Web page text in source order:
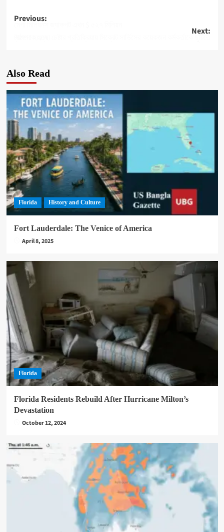
Post
Previous:
মেগা মিলিয়নস জ্যাকপট এখন $ ৫২৭ মিলিয়ন
Next:
Also Read
Florida History and Culture
Fort Lauderdale: The Venice of America
April 8, 2025
Florida
Florida Residents Rebuild After Hurricane Milton’s
Devastation
October 12, 2024